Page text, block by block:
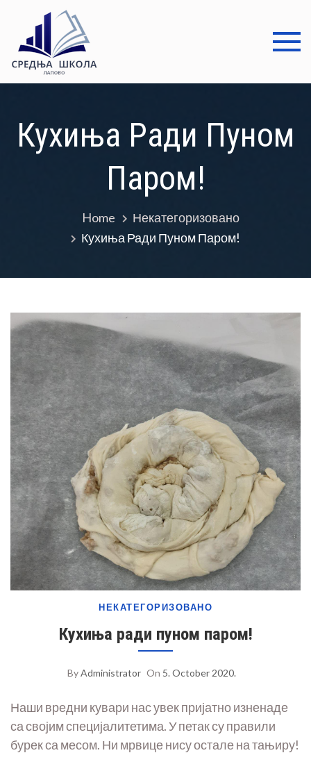
content
школа
Лапово
Кухиња Ради Пуном
Паром!
Home
Некатегоризовано
Кухиња Ради Пуном Паром!
НЕКАТЕГОРИЗОВАНО
Кухиња ради пуном паром!
ByAdministrator On 5. October 2020.
Наши вредни кувари нас увек пријатно изненаде
са својим специјалитетима. У петак су правили
бурек са месом. Ни мрвице нису остале на тањиру!